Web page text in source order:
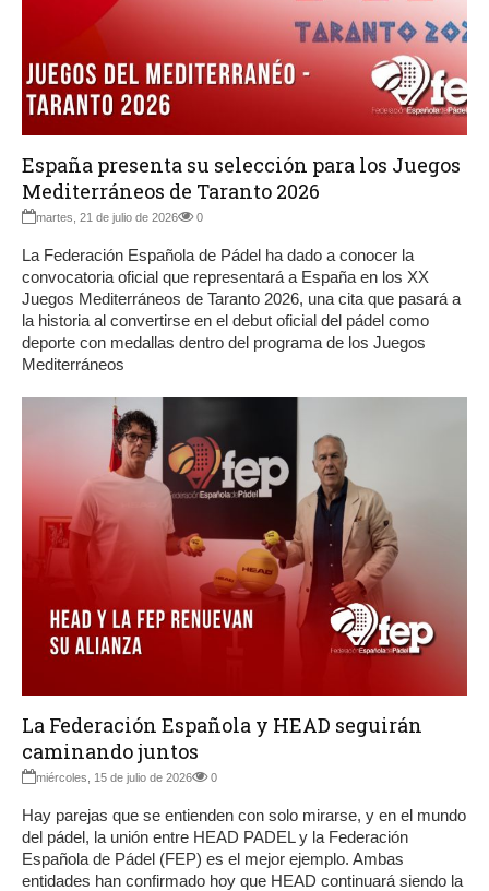
España presenta su selección para los Juegos
Mediterráneos de Taranto 2026
martes, 21 de julio de 2026 0
La Federación Española de Pádel ha dado a conocer la
convocatoria oficial que representará a España en los XX
Juegos Mediterráneos de Taranto 2026, una cita que pasará a
la historia al convertirse en el debut oficial del pádel como
deporte con medallas dentro del programa de los Juegos
Mediterráneos
La Federación Española y HEAD seguirán
caminando juntos
miércoles, 15 de julio de 2026 0
Hay parejas que se entienden con solo mirarse, y en el mundo
del pádel, la unión entre HEAD PADEL y la Federación
Española de Pádel (FEP) es el mejor ejemplo. Ambas
entidades han confirmado hoy que HEAD continuará siendo la